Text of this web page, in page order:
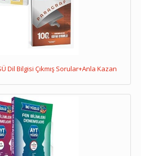
Dil Bilgisi Çıkmış Sorular+Anla Kazan